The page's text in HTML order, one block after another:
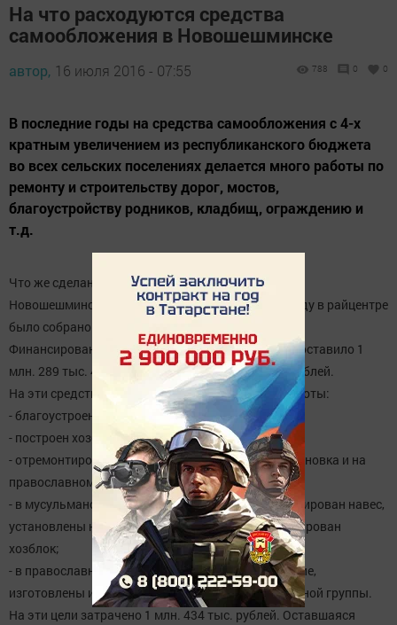
На что расходуются средства
самообложения в Новошешминске
автор, 16 июля 2016 - 07:55 788 0 0
В последние годы на средства самообложения с 4-х
кратным увеличением из республиканского бюджета
во всех сельских поселениях делается много работы по
ремонту и строительству дорог, мостов,
благоустройству родников, кладбищ, ограждению и
т.д.
Что же сделано на средства самообложения в
Новошешминском сельском поселении? В 2015 году в райцентре
было собрано самообложения 324,6 тыс. рублей.
Финансирование из республики соответственно составило 1
млн. 289 тыс. 400 рублей. Итого 1 млн. 623 тыс. рублей.
На эти средства были выполнены следующие работы:
- благоустроен родник «Елховка»;
- построен хозблок на православном кладбище;
- отремонтировано ограждение кладбища в д. Сосновка и на
православном кладбище Новошешминска;
- в мусульманском кладбище райцентра отремонтирован навес,
установлены новые ворота, достроен и отремонтирован
хозблок;
- в православном кладбище покрашено ограждение,
изготовлены и установлены забор и калитки входной группы.
На эти цели затрачено 1 млн. 434 тыс. рублей. Оставшаяся